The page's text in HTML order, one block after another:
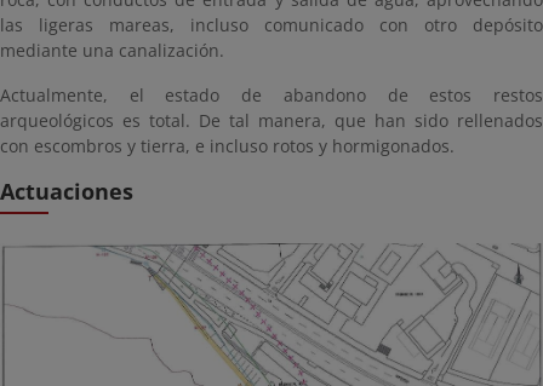
las ligeras mareas, incluso comunicado con otro depósito
mediante una canalización.
Actualmente, el estado de abandono de estos restos
arqueológicos es total. De tal manera, que han sido rellenados
con escombros y tierra, e incluso rotos y hormigonados.
Actuaciones